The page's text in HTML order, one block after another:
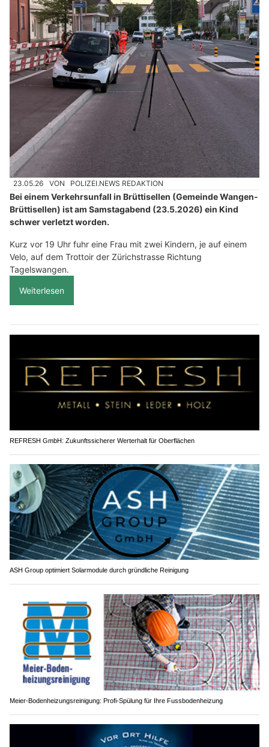
23.05.26 VON POLIZEI.NEWS REDAKTION
Bei einem Verkehrsunfall in Brüttisellen (Gemeinde Wangen-
Brüttisellen) ist am Samstagabend (23.5.2026) ein Kind
schwer verletzt worden.
Kurz vor 19 Uhr fuhr eine Frau mit zwei Kindern, je auf einem
Velo, auf dem Trottoir der Zürichstrasse Richtung
Tagelswangen.
Weiterlesen
REFRESH GmbH: Zukunftssicherer Werterhalt für Oberflächen
ASH Group optimiert Solarmodule durch gründliche Reinigung
Meier-Bodenheizungsreinigung: Profi-Spülung für Ihre Fussbodenheizung